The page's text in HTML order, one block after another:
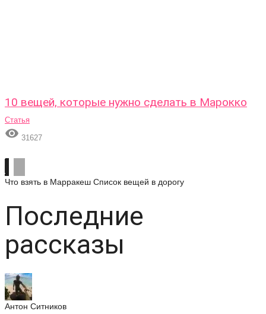
10 вещей, которые нужно сделать в Марокко
Статья
 31627
Что взять в Марракеш Список вещей в дорогу
Последние
рассказы
Антон Ситников